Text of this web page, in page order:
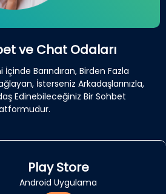
ve Chat Odaları
Barındıran, Birden Fazla
İsterseniz Arkadaşlarınızla,
Edinebileceğiniz Bir Sohbet
Play Store
Android Uygulama